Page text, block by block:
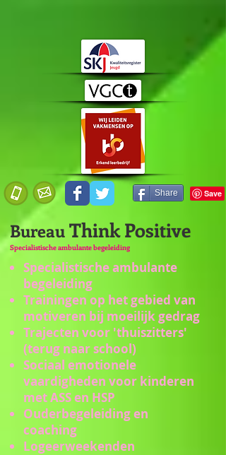
Share
BureauThink Positive
Specialistische ambulante begeleiding
Specialistische ambulante
begeleiding
Trainingen op het gebied van
motiveren bij moeilijk gedrag
Trajecten voor 'thuiszitters'
(terug naar school)
Sociaal emotionele
vaardigheden voor kinderen
met ASS en HSP
Ouderbegeleiding en
coaching
Logeerweekenden